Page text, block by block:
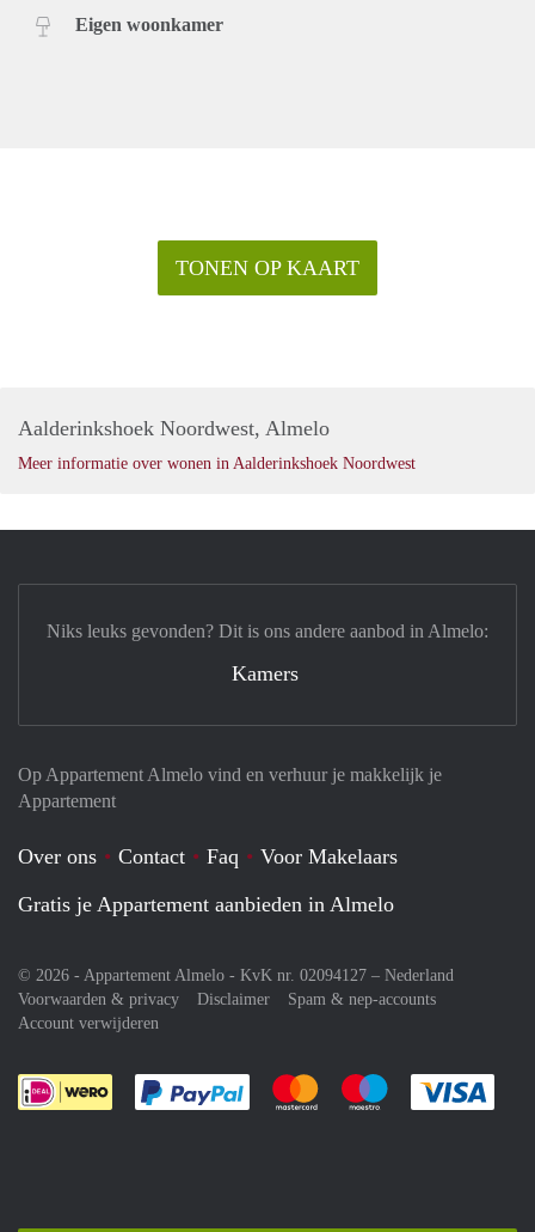
Eigen woonkamer
TONEN OP KAART
Aalderinkshoek Noordwest, Almelo
Meer informatie over wonen in Aalderinkshoek Noordwest
Op Appartement Almelo vind en verhuur je makkelijk je
Appartement
Over ons Contact Faq
Voor Makelaars
Gratis je Appartement aanbieden in Almelo
© 2026 - Appartement Almelo - KvK nr. 02094127 – Nederland
Voorwaarden & privacy
Disclaimer
Spam & nep-accounts
Account verwijderen
Je rekent gemakkelijk af met Paypal
Je rekent gemakkelijk af met
Je rekent
Niks leuks gevonden? Dit is ons andere aanbod in Almelo:
Kamers